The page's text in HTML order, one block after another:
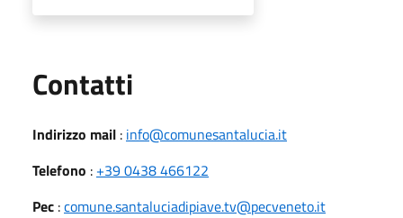
Contatti
Indirizzo mail : info@comunesantalucia.it
Telefono : +39 0438 466122
Pec :comune.santaluciadipiave.tv@pecveneto.it